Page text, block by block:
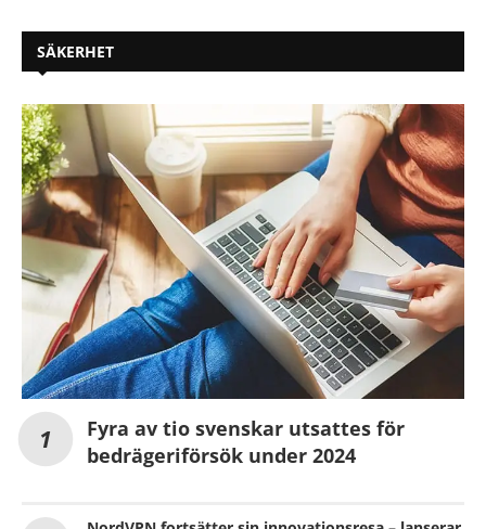
SÄKERHET
Fyra av tio svenskar utsattes för
bedrägeriförsök under 2024